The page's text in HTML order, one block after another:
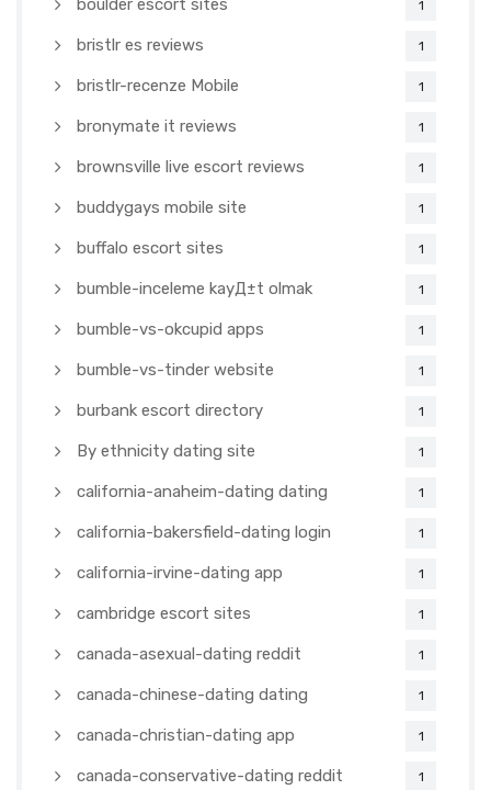
boulder escort sites 1
bristlr es reviews 1
bristlr-recenze Mobile 1
bronymate it reviews 1
brownsville live escort reviews 1
buddygays mobile site 1
buffalo escort sites 1
bumble-inceleme kayД±t olmak 1
bumble-vs-okcupid apps 1
bumble-vs-tinder website 1
burbank escort directory 1
By ethnicity dating site 1
california-anaheim-dating dating 1
california-bakersfield-dating login 1
california-irvine-dating app 1
cambridge escort sites 1
canada-asexual-dating reddit 1
canada-chinese-dating dating 1
canada-christian-dating app 1
canada-conservative-dating reddit 1